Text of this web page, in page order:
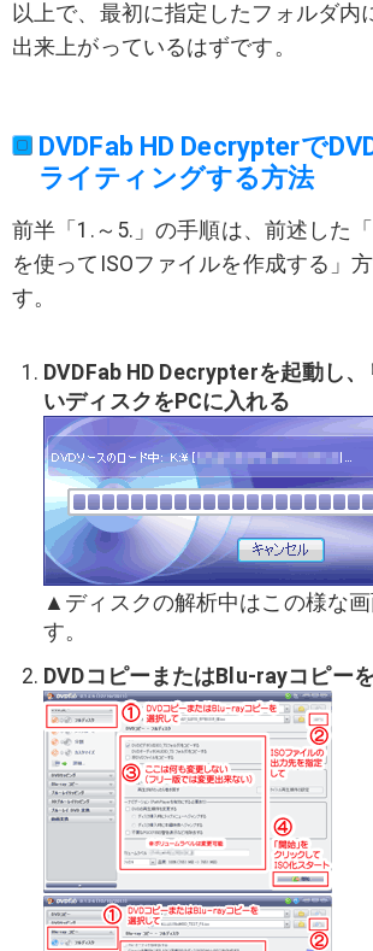
以上で、最初に指定したフォルダ内
出来上がっているはずです。
DVDFab HD Decrypterで
ライティングする方法
前半「1.～5.」の手順は、前述した
を使ってISOファイルを作成する」
す。
DVDFab HD Decrypterを起動し
いディスクをPCに入れる
▲ディスクの解析中はこの様な画
す。
DVDコピーまたはBlu-rayコピー